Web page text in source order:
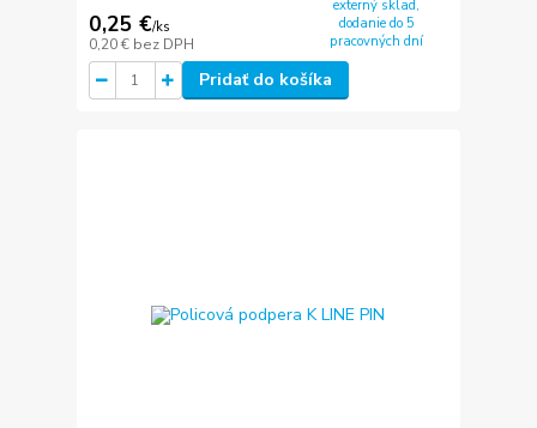
0,25 €/ks
0,20 € bez DPH
externý sklad,
dodanie do 5
pracovných dní
Pridať do košíka